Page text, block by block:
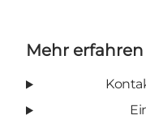
Mehr erfahren